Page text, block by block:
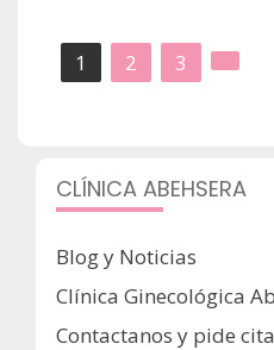
Paginación
de
1 2 3
CLÍNICA ABEHSERA
Blog y Noticias
Clínica Ginecológica
Contactanos y pide cita